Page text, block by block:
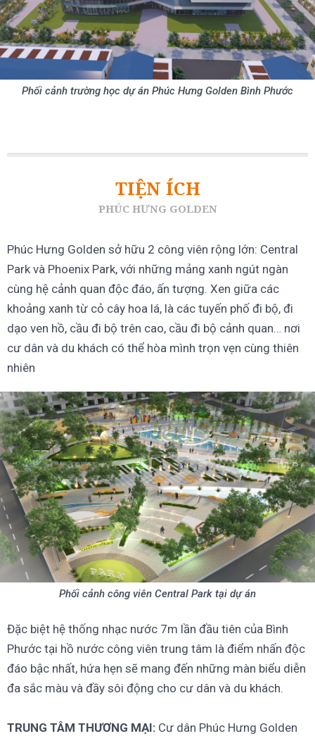
Phối cảnh trường học dự án Phúc Hưng Golden Bình Phước
TIỆN ÍCH
PHÚC HƯNG GOLDEN
Phúc Hưng Golden sở hữu 2 công viên rộng lớn: Central
Park và Phoenix Park, với những mảng xanh ngút ngàn
cùng hệ cảnh quan độc đáo, ấn tượng. Xen giữa các
khoảng xanh từ cỏ cây hoa lá, là các tuyến phố đi bộ, đi
dạo ven hồ, cầu đi bộ trên cao, cầu đi bộ cảnh quan… nơi
cư dân và du khách có thể hòa mình trọn vẹn cùng thiên
nhiên
Phối cảnh công viên Central Park tại dự án
Đặc biệt hệ thống nhạc nước 7m lần đầu tiên của Bình
Phước tại hồ nước công viên trung tâm là điểm nhấn độc
đáo bậc nhất, hứa hẹn sẽ mang đến những màn biểu diễn
đa sắc màu và đầy sôi động cho cư dân và du khách.
TRUNG TÂM THƯƠNG MẠI: Cư dân Phúc Hưng Golden